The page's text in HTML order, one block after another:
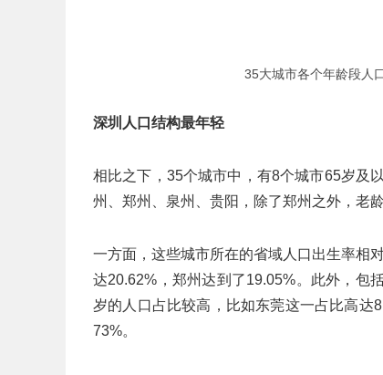
35大城市各个年龄段人
深圳人口结构最年轻
相比之下，35个城市中，有8个城市65岁及
州、郑州、泉州、贵阳，除了郑州之外，老
一方面，这些城市所在的省域人口出生率相
达20.62%，郑州达到了19.05%。此外，包
岁的人口占比较高，比如东莞这一占比高达
73%。